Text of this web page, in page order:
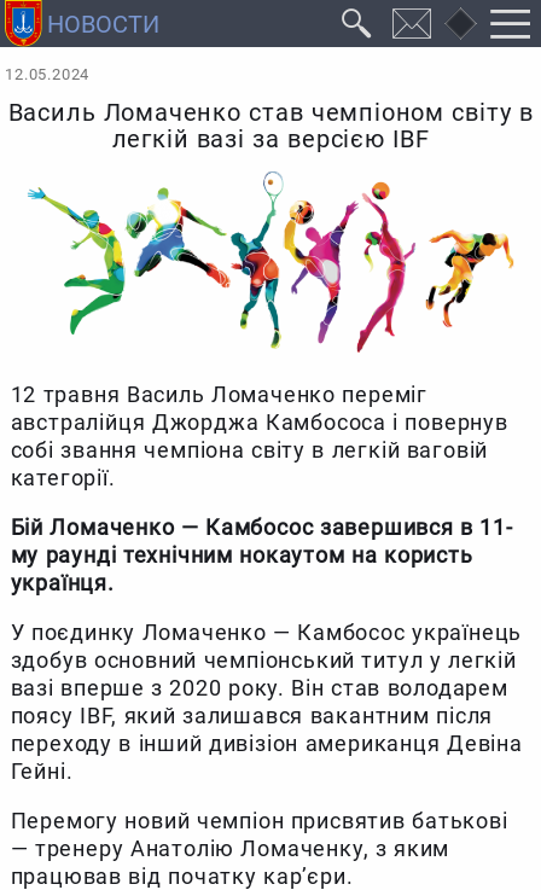
12.05.2024
Василь Ломаченко став чемпіоном світу в
легкій вазі за версією IBF
12 травня Василь Ломаченко переміг
австралійця Джорджа Камбососа і повернув
собі звання чемпіона світу в легкій ваговій
категорії.
Бій Ломаченко — Камбосос завершився в 11-
му раунді технічним нокаутом на користь
українця.
У поєдинку Ломаченко — Камбосос українець
здобув основний чемпіонський титул у легкій
вазі вперше з 2020 року. Він став володарем
поясу IBF, який залишався вакантним після
переходу в інший дивізіон американця Девіна
Гейні.
Перемогу новий чемпіон присвятив батькові
— тренеру Анатолію Ломаченку, з яким
працював від початку кар’єри.